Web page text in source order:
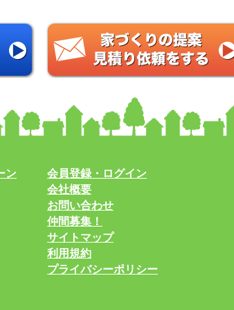
ン
会員登録・ログイン
会社概要
お問い合わせ
仲間募集！
サイトマップ
利用規約
プライバシーポリシー